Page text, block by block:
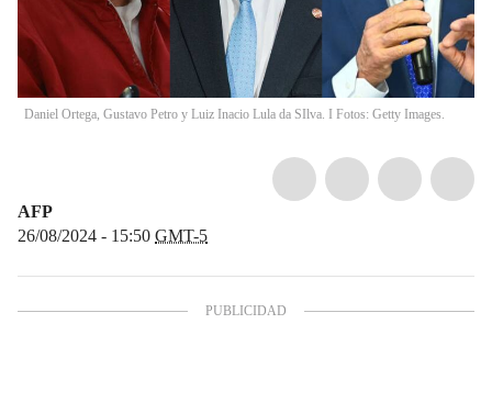
Daniel Ortega, Gustavo Petro y Luiz Inacio Lula da SIlva. I Fotos: Getty Images.
AFP
26/08/2024 - 15:50 GMT-5